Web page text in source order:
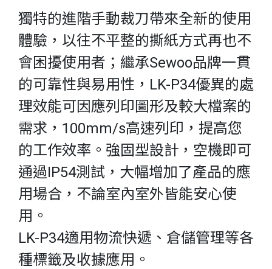
獨特的進階手動裁刀帶來全新的使用
體驗，以往不平整的撕紙方式再也不
會困擾使用者；繼承Sewoo品牌一貫
的可靠性與易用性，LK-P34優異的處
理效能可因應列印圖形及較大檔案的
需求，100mm/s高速列印，提高您
的工作效率。強固型設計，空機即可
通過IP54測試，大幅增加了產品的應
用場合，不論室內室外皆能安心使
用。
LK-P34適用物流快遞、倉儲管理等各
種標籤及收據應用。